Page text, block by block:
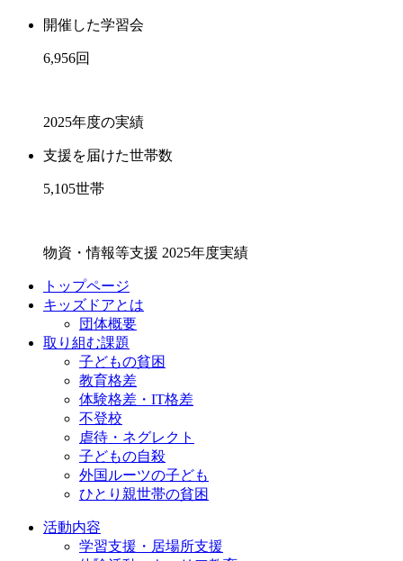
開催した学習会
6,956回
2025年度の実績
支援を届けた世帯数
5,105世帯
物資・情報等支援 2025年度実績
トップページ
キッズドアとは
団体概要
取り組む課題
子どもの貧困
教育格差
体験格差・IT格差
不登校
虐待・ネグレクト
子どもの自殺
外国ルーツの子ども
ひとり親世帯の貧困
活動内容
学習支援・居場所支援